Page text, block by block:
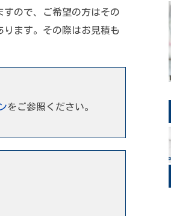
ので、ご希望の方はその
ます。その際はお見積も
をご参照ください。